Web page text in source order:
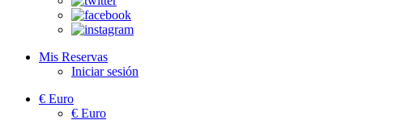
Mis Reservas
Iniciar sesión
€ Euro
€ Euro